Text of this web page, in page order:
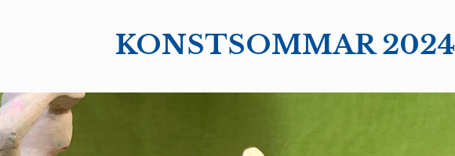
KONSTSOMMAR 2024